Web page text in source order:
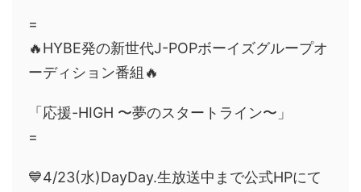
=
🔥HYBE発の新世代J-POPボーイズグループオ
ーディション番組🔥
「応援-HIGH 〜夢のスタートライン〜」
=
💙4/23(水)DayDay.生放送中まで公式HPにて